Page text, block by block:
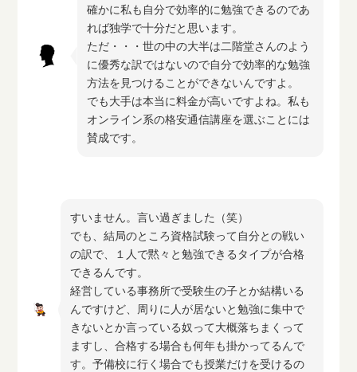
確かに私も自分で効率的に勉強できるのであ
れば独学で十分だと思います。
ただ・・・世の中の大半は二階堂さんのよう
に優秀な訳ではないので自分で効率的な勉強
方法を見つけることができないんですよ。
でも大手は本当に料金が高いですよね。私も
オンライン系の格安通信講座を選ぶことには
賛成です。
すいません。言い過ぎました（笑）
でも、結局のところ資格試験って自分との戦い
の訳で、１人で黙々と勉強できるタイプが合格
できるんです。
経営している事務所で受験生の子とか結構いる
んですけど、周りに人が居ないと勉強に集中で
きないとか言っている奴って大概落ちまくって
ますし、合格する場合も何年も掛かってるんで
す。予備校に行く場合でも授業だけを受けるの